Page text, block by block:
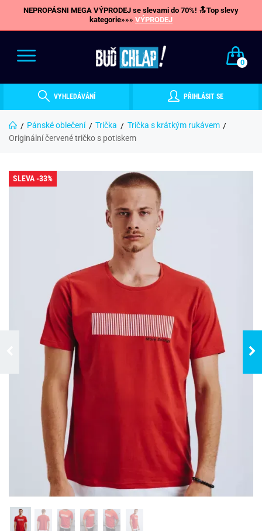
NEPROPÁSNI MEGA VÝPRODEJ se slevami do 70%! 🔝Top slevy
kategorie»»» VÝPRODEJ
0
VYHLEDÁVÁNÍ PŘIHLÁSIT SE
Pánské oblečení Trička
Trička s krátkým rukávem
Originální červené tričko s potiskem
SLEVA -33%